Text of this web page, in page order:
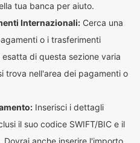
tua banca per aiuto.
Internazionali: Cerca una
o i trasferimenti
di questa sezione varia
trova nell'area dei pagamenti o
Inserisci i dettagli
il suo codice SWIFT/BIC e il
anche inserire l'importo